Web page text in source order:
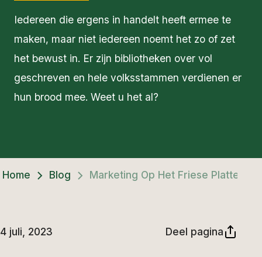
Iedereen die ergens in handelt heeft ermee te
maken, maar niet iedereen noemt het zo of zet
het bewust in. Er zijn bibliotheken over vol
geschreven en hele volksstammen verdienen er
hun brood mee. Weet u het al?
Home Blog Marketing Op Het Friese Platteland
4 juli, 2023 Deel pagina